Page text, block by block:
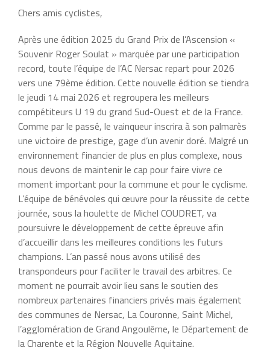
Chers amis cyclistes,
Après une édition 2025 du Grand Prix de l’Ascension «
Souvenir Roger Soulat » marquée par une participation
record, toute l’équipe de l’AC Nersac repart pour 2026
vers une 79ème édition. Cette nouvelle édition se tiendra
le jeudi 14 mai 2026 et regroupera les meilleurs
compétiteurs U 19 du grand Sud-Ouest et de la France.
Comme par le passé, le vainqueur inscrira à son palmarès
une victoire de prestige, gage d’un avenir doré. Malgré un
environnement financier de plus en plus complexe, nous
nous devons de maintenir le cap pour faire vivre ce
moment important pour la commune et pour le cyclisme.
L’équipe de bénévoles qui œuvre pour la réussite de cette
journée, sous la houlette de Michel COUDRET, va
poursuivre le développement de cette épreuve afin
d’accueillir dans les meilleures conditions les futurs
champions. L’an passé nous avons utilisé des
transpondeurs pour faciliter le travail des arbitres. Ce
moment ne pourrait avoir lieu sans le soutien des
nombreux partenaires financiers privés mais également
des communes de Nersac, La Couronne, Saint Michel,
l’agglomération de Grand Angoulême, le Département de
la Charente et la Région Nouvelle Aquitaine.